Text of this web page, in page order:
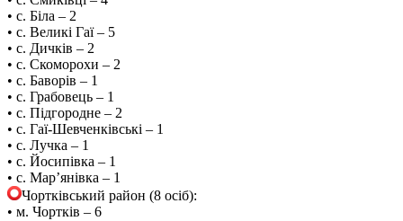
• с. Біла – 2
• с. Великі Гаї – 5
• с. Дичків – 2
• с. Скоморохи – 2
• с. Баворів – 1
• с. Грабовець – 1
• с. Підгородне – 2
• с. Гаї-Шевченківські – 1
• с. Лучка – 1
• с. Йосипівка – 1
• с. Мар’янівка – 1
Чортківський район (8 осіб):
• м. Чортків – 6